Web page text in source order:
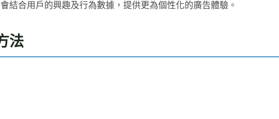
結合用戶的興趣及行為數據，提供更為個性化的廣告體驗。
法